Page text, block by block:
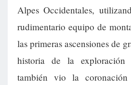
Alpes Occidentales,
rudimentario equipo de
las primeras ascensiones de
historia de la
también vio la